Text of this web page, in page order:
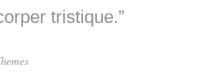
tristique.